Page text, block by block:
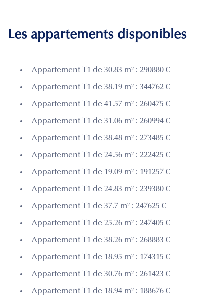
Les appartements disponibles
Appartement T1 de 30.83 m² : 290880 €
Appartement T1 de 38.19 m² : 344762 €
Appartement T1 de 41.57 m² : 260475 €
Appartement T1 de 31.06 m² : 260994 €
Appartement T1 de 38.48 m² : 273485 €
Appartement T1 de 24.56 m² : 222425 €
Appartement T1 de 19.09 m² : 191257 €
Appartement T1 de 24.83 m² : 239380 €
Appartement T1 de 37.7 m² : 247625 €
Appartement T1 de 25.26 m² : 247405 €
Appartement T1 de 38.26 m² : 268883 €
Appartement T1 de 18.95 m² : 174315 €
Appartement T1 de 30.76 m² : 261423 €
Appartement T1 de 18.94 m² : 188676 €